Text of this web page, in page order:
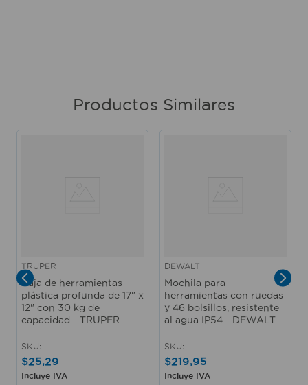
Productos Similares
TRUPER
Caja de herramientas
plástica profunda de 17" x
12" con 30 kg de
capacidad - TRUPER
SKU:
$25,29
Incluye IVA
DEWALT
Mochila para
herramientas con ruedas
y 46 bolsillos, resistente
al agua IP54 - DEWALT
SKU:
$219,95
Incluye IVA